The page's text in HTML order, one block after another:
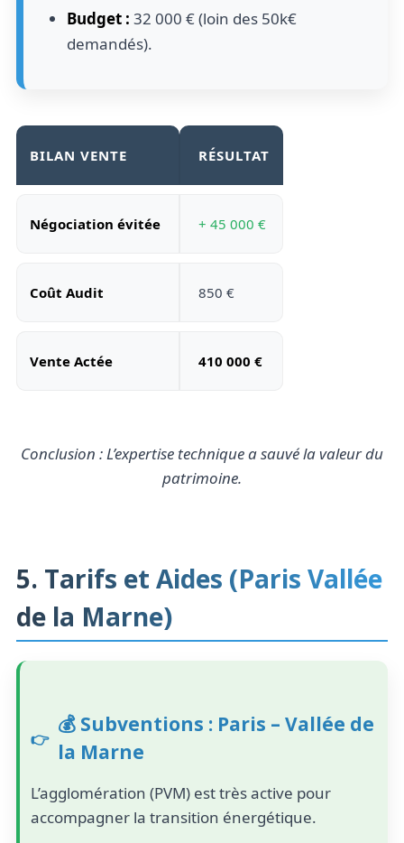
Budget : 32 000 € (loin des 50k€
demandés).
BILAN VENTE RÉSULTAT
Négociation évitée + 45 000 €
Coût Audit 850 €
Vente Actée 410 000 €
Conclusion : L’expertise technique a sauvé la valeur du
patrimoine.
5. Tarifs et Aides (Paris Vallée
de la Marne)
💰 Subventions : Paris – Vallée de
la Marne
L’agglomération (PVM) est très active pour
accompagner la transition énergétique.